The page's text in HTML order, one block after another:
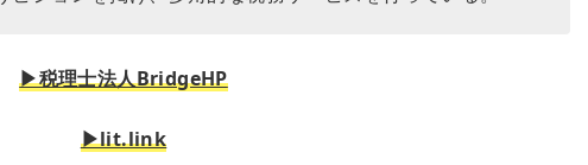
▶︎税理士法人BridgeHP
▶︎lit.link